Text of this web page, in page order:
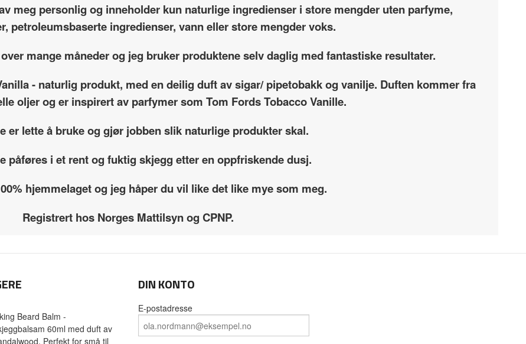
meg personlig og inneholder kun naturlige ingredienser i store mengder uten parfyme,
petroleumsbaserte ingredienser, vann eller store mengder voks.
mange måneder og jeg bruker produktene selv daglig med fantastiske resultater.
- naturlig produkt, med en deilig duft av sigar/ pipetobakk og vanilje. Duften kommer fra
oljer og er inspirert av parfymer som Tom Fords Tobacco Vanille.
er lette å bruke og gjør jobben slik naturlige produkter skal.
påføres i et rent og fuktig skjegg etter en oppfriskende dusj.
hjemmelaget og jeg håper du vil like det like mye som meg.
Registrert hos Norges Mattilsyn og CPNP.
Beard Balm -
60ml med duft av
Perfekt for små til
DIN KONTO
E-postadresse